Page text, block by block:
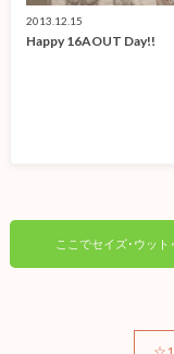
2013.12.15
Happy 16AOUT Day!!
ここでセイズ･ウット